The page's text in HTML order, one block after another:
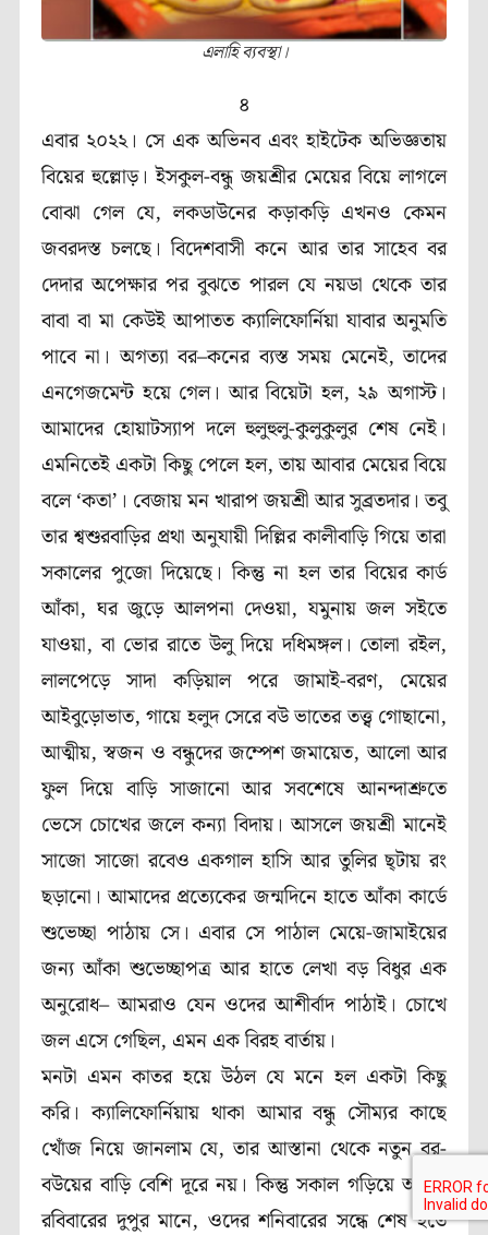
এলাহি ব্যবস্থা।
৪
এবার ২০২২। সে এক অভিনব এবং হাইটেক অভিজ্ঞতায়
বিয়ের হুল্লোড়। ইসকুল-বন্ধু জয়শ্রীর মেয়ের বিয়ে লাগলে
বোঝা গেল যে, লকডাউনের কড়াকড়ি এখনও কেমন
জবরদস্ত চলছে। বিদেশবাসী কনে আর তার সাহেব বর
দেদার অপেক্ষার পর বুঝতে পারল যে নয়ডা থেকে তার
বাবা বা মা কেউই আপাতত ক্যালিফোর্নিয়া যাবার অনুমতি
পাবে না। অগত্যা বর–কনের ব্যস্ত সময় মেনেই, তাদের
এনগেজমেন্ট হয়ে গেল। আর বিয়েটা হল, ২৯ অগাস্ট।
আমাদের হোয়াটস্যাপ দলে হুলুহুলু-কুলুকুলুর শেষ নেই।
এমনিতেই একটা কিছু পেলে হল, তায় আবার মেয়ের বিয়ে
বলে ‘কতা’। বেজায় মন খারাপ জয়শ্রী আর সুব্রতদার। তবু
তার শ্বশুরবাড়ির প্রথা অনুযায়ী দিল্লির কালীবাড়ি গিয়ে তারা
সকালের পুজো দিয়েছে। কিন্তু না হল তার বিয়ের কার্ড
আঁকা, ঘর জুড়ে আলপনা দেওয়া, যমুনায় জল সইতে
যাওয়া, বা ভোর রাতে উলু দিয়ে দধিমঙ্গল। তোলা রইল,
লালপেড়ে সাদা কড়িয়াল পরে জামাই-বরণ, মেয়ের
আইবুড়োভাত, গায়ে হলুদ সেরে বউ ভাতের তত্ত্ব গোছানো,
আত্মীয়, স্বজন ও বন্ধুদের জম্পেশ জমায়েত, আলো আর
ফুল দিয়ে বাড়ি সাজানো আর সবশেষে আনন্দাশ্রুতে
ভেসে চোখের জলে কন্যা বিদায়। আসলে জয়শ্রী মানেই
সাজো সাজো রবেও একগাল হাসি আর তুলির ছ্টায় রং
ছড়ানো। আমাদের প্রত্যেকের জন্মদিনে হাতে আঁকা কার্ডে
শুভেচ্ছা পাঠায় সে। এবার সে পাঠাল মেয়ে-জামাইয়ের
জন্য আঁকা শুভেচ্ছাপত্র আর হাতে লেখা বড় বিধুর এক
অনুরোধ– আমরাও যেন ওদের আশীর্বাদ পাঠাই। চোখে
জল এসে গেছিল, এমন এক বিরহ বার্তায়।
মনটা এমন কাতর হয়ে উঠল যে মনে হল একটা কিছু
করি। ক্যালিফোর্নিয়ায় থাকা আমার বন্ধু সৌম্যর কাছে
খোঁজ নিয়ে জানলাম যে, তার আস্তানা থেকে নতুন বর-
বউয়ের বাড়ি বেশি দূরে নয়। কিন্তু সকাল গড়িয়ে আমার
রবিবারের দুপুর মানে, ওদের শনিবারের সন্ধে শেষ হতে